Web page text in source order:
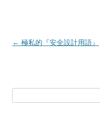
投
← 極私的『安全設計用語』